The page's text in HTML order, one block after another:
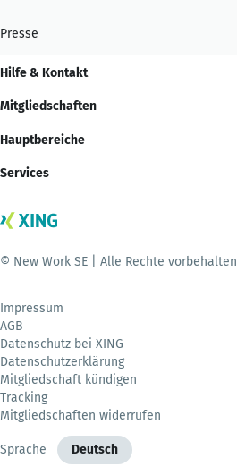
Presse
Hilfe & Kontakt
Mitgliedschaften
Hauptbereiche
Services
© New Work SE | Alle Rechte vorbehalten
Impressum
AGB
Datenschutz bei XING
Datenschutzerklärung
Mitgliedschaft kündigen
Tracking
Mitgliedschaften widerrufen
Sprache Deutsch